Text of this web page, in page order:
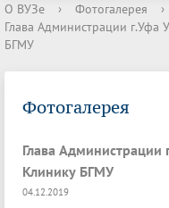
О ВУЗе › Фотогалерея
›
Глава Администрации г.Уфа
БГМУ
Фотогалерея
Глава Администрации
Клинику БГМУ
04.12.2019